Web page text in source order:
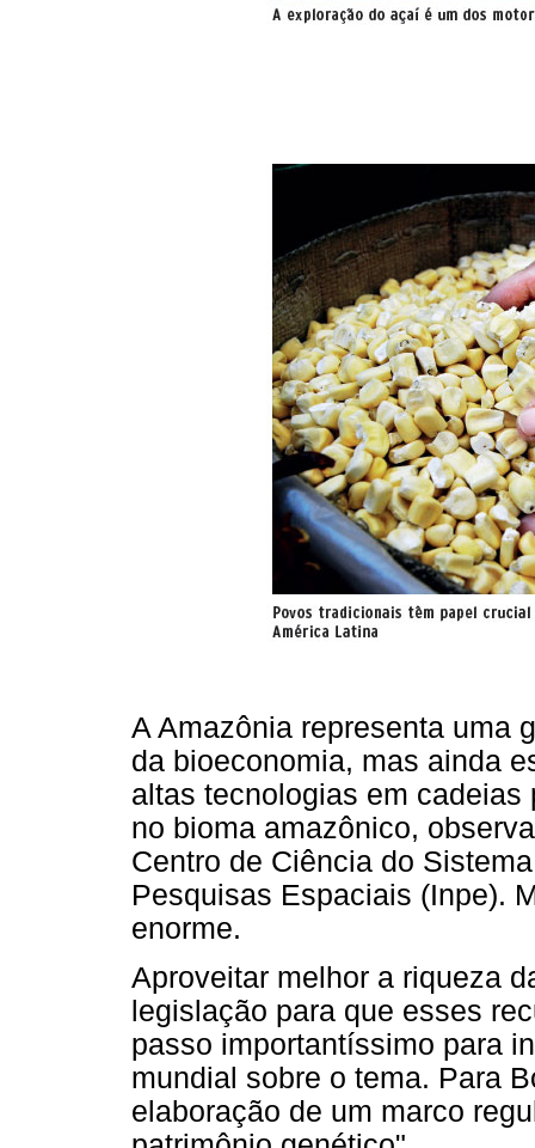
A Amazônia representa uma
da bioeconomia, mas ainda
altas tecnologias em
no bioma amazônico,
Centro de Ciência do
Pesquisas Espaciais (Inpe).
enorme.
Aproveitar melhor a riqueza
legislação para que esses
passo importantíssimo para
mundial sobre o tema. Para
elaboração de um marco